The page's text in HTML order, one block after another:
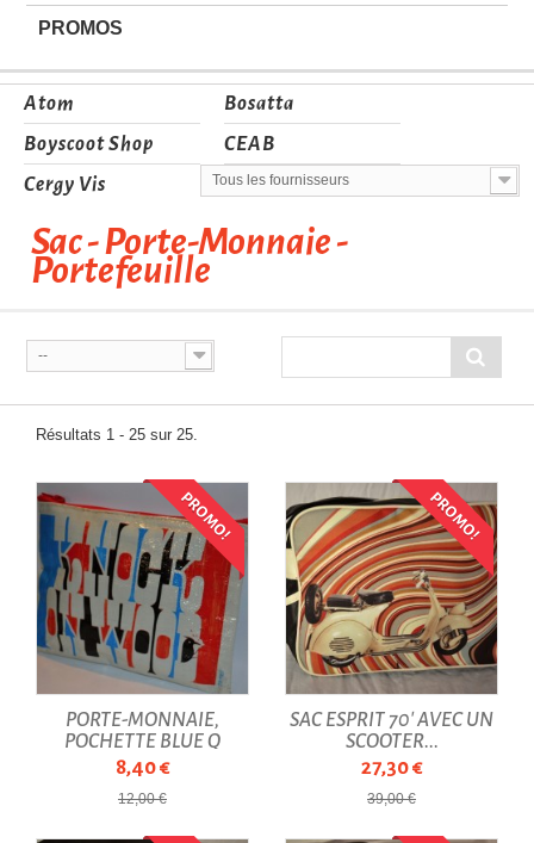
PROMOS
Atom
Bosatta
Boyscoot Shop
CEAB
Cergy Vis
Tous les fournisseurs
Sac - Porte-Monnaie -
Portefeuille
--
Résultats 1 - 25 sur 25.
PROMO!
PORTE-MONNAIE,
POCHETTE BLUE Q
"KNOCK...
8,40 €
12,00 €
PROMO!
SAC ESPRIT 70' AVEC UN
SCOOTER...
27,30 €
39,00 €